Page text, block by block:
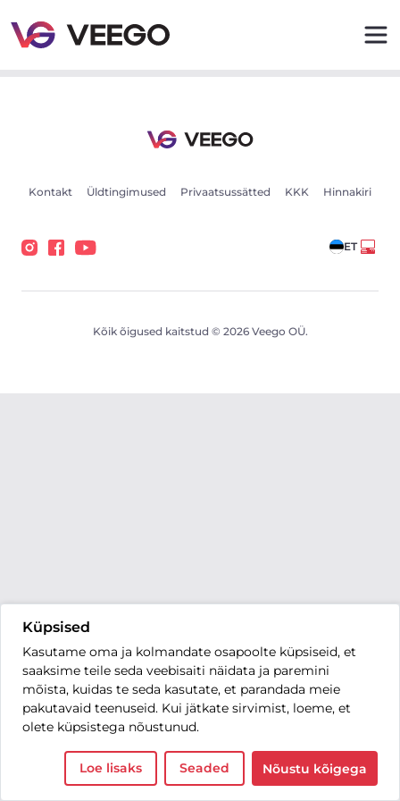
Küpsised
Kasutame oma ja kolmandate osapoolte küpsiseid, et
saaksime teile seda veebisaiti näidata ja paremini
mõista, kuidas te seda kasutate, et parandada meie
pakutavaid teenuseid. Kui jätkate sirvimist, loeme, et
olete küpsistega nõustunud.
Loe lisaks Seaded Nõustu kõigega
Kontakt Üldtingimused Privaatsussätted KKK Hinnakiri
ET
Kõik õigused kaitstud © 2026 Veego OÜ.